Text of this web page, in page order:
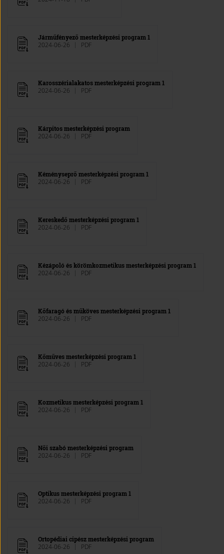
Járműfényező mesterképzési program 1
2024-06-26 PDF
Karosszérialakatos mesterképzési program 1
2024-06-26 PDF
Kárpitos mesterképzési program
2024-06-26 PDF
Kéményseprő mesterképzési program 1
2024-06-26 PDF
Kereskedő mesterképzési program 1
2024-06-26 PDF
Kézápoló és körömkozmetikus mesterképzési program 1
2024-06-26 PDF
Kőfaragó és műköves mesterképzési program 1
2024-06-26 PDF
Kőműves mesterképzési program 1
2024-06-26 PDF
Kozmetikus mesterképzési program 1
2024-06-26 PDF
Női szabó mesterképzési program
2024-06-26 PDF
Optikus mesterképzési program 1
2024-06-26 PDF
Ortopédiai cipész mesterképzési program
2024-06-26 PDF